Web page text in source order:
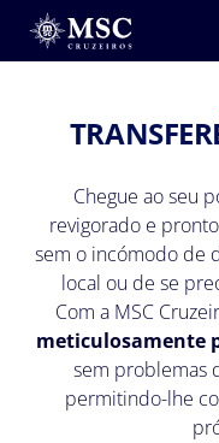
Chegue ao seu
revigorado e
sem o incómodo de
local ou de se
Com a MSC
meticulosamente
sem problemas
permitindo-lhe